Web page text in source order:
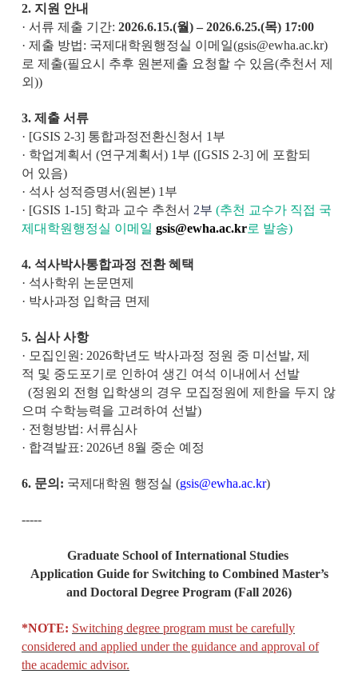
2. 지원 안내
· 서류 제출 기간: 2026.6.15.(월) – 2026.6.25.(목) 17:00
· 제출 방법: 국제대학원행정실 이메일(gsis@ewha.ac.kr)
로 제출(필요시 추후 원본제출 요청할 수 있음(추천서 제
외))
3. 제출 서류
· [GSIS 2-3] 통합과정전환신청서 1부
· 학업계획서 (연구계획서) 1부 ([GSIS 2-3] 에 포함되
어 있음)
· 석사 성적증명서(원본) 1부
· [GSIS 1-15] 학과 교수 추천서 2부 (추천 교수가 직접 국
제대학원행정실 이메일 gsis@ewha.ac.kr로 발송)
4. 석사박사통합과정 전환 혜택
· 석사학위 논문면제
· 박사과정 입학금 면제
5. 심사 사항
· 모집인원: 2026학년도 박사과정 정원 중 미선발, 제
적 및 중도포기로 인하여 생긴 여석 이내에서 선발
(정원외 전형 입학생의 경우 모집정원에 제한을 두지 않
으며 수학능력을 고려하여 선발)
· 전형방법: 서류심사
· 합격발표: 2026년 8월 중순 예정
6. 문의: 국제대학원 행정실 (gsis@ewha.ac.kr)
-----
Graduate School of International Studies
Application Guide for Switching to Combined Master’s
and Doctoral Degree Program (Fall 2026)
*NOTE: Switching degree program must be carefully
considered and applied under the guidance and approval of
the academic advisor.